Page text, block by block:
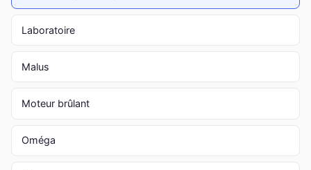
Laboratoire
Malus
Moteur brûlant
Oméga